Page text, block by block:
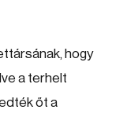
hogy
a terhelt
őt a